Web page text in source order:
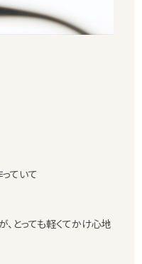
ていて
とっても軽くてかけ心地